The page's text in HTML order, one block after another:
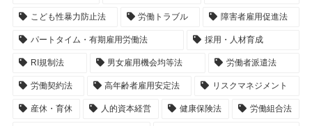
こども性暴力防止法 労働トラブル 障害者雇用促進法
パートタイム・有期雇用労働法 採用・人材育成
RI規制法 男女雇用機会均等法 労働者派遣法
労働契約法 高年齢者雇用安定法 リスクマネジメント
産休・育休 人的資本経営 健康保険法 労働組合法